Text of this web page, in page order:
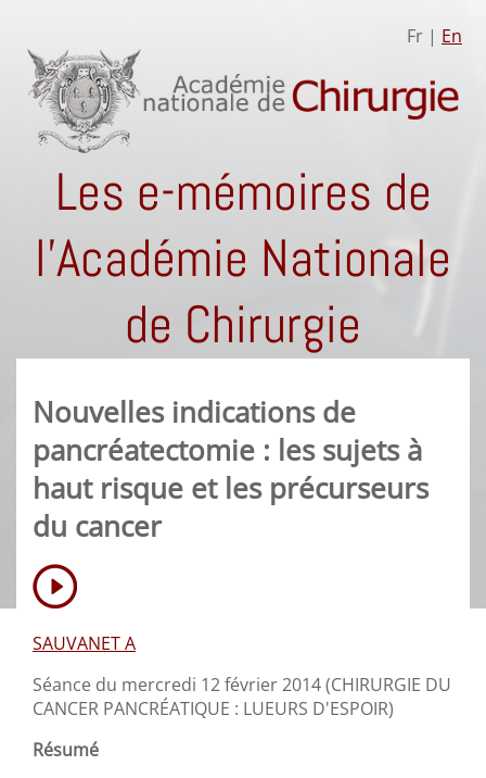
Fr | En
Les e-mémoires de
l'Académie Nationale
de Chirurgie
Nouvelles indications de
pancréatectomie : les sujets à
haut risque et les précurseurs
du cancer
SAUVANET A
Séance du mercredi 12 février 2014 (CHIRURGIE DU
CANCER PANCRÉATIQUE : LUEURS D'ESPOIR)
Résumé